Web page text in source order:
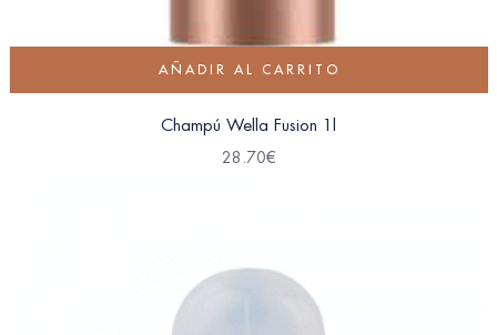
AÑADIR AL CARRITO
Champú Wella Fusion 1l
28.70€